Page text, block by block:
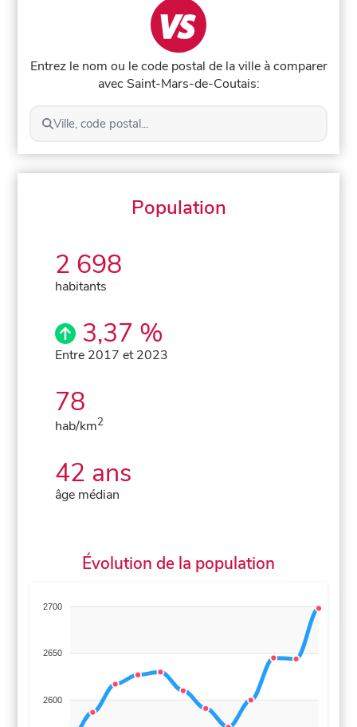
Entrez le nom ou le code postal de la ville à comparer
avec Saint-Mars-de-Coutais:
Ville, code postal...
Population
2 698
habitants
3,37 %
Entre 2017 et 2023
78
hab/km2
42 ans
âge médian
Évolution de la population
2700
2650
2600